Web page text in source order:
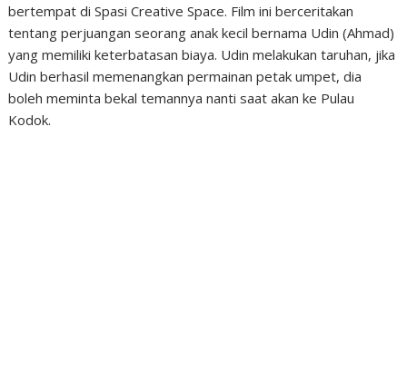
bertempat di Spasi Creative Space. Film ini berceritakan
tentang perjuangan seorang anak kecil bernama Udin (Ahmad)
yang memiliki keterbatasan biaya. Udin melakukan taruhan, jika
Udin berhasil memenangkan permainan petak umpet, dia
boleh meminta bekal temannya nanti saat akan ke Pulau
Kodok.